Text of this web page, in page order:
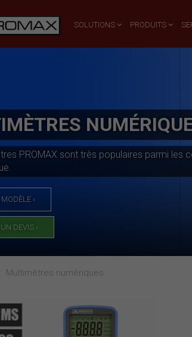
SOLUTIONS PRODUITS
PROMAX sont très populaires parmi
›
DEVIS ›
Multimètres numériques